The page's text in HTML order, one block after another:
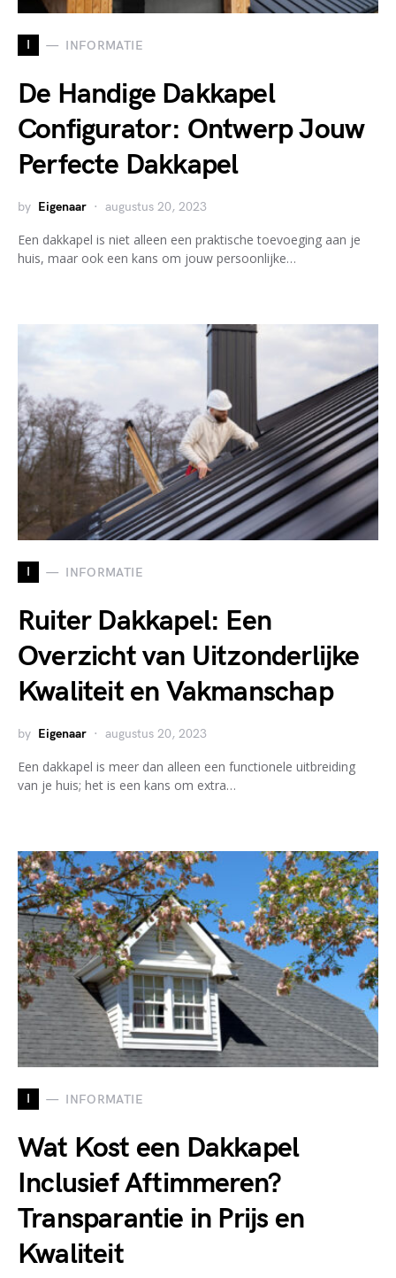
I INFORMATIE
De Handige Dakkapel
Configurator: Ontwerp Jouw
Perfecte Dakkapel
by Eigenaar augustus 20, 2023
Een dakkapel is niet alleen een praktische toevoeging aan je
huis, maar ook een kans om jouw persoonlijke…
I INFORMATIE
Ruiter Dakkapel: Een
Overzicht van Uitzonderlijke
Kwaliteit en Vakmanschap
by Eigenaar augustus 20, 2023
Een dakkapel is meer dan alleen een functionele uitbreiding
van je huis; het is een kans om extra…
I INFORMATIE
Wat Kost een Dakkapel
Inclusief Aftimmeren?
Transparantie in Prijs en
Kwaliteit